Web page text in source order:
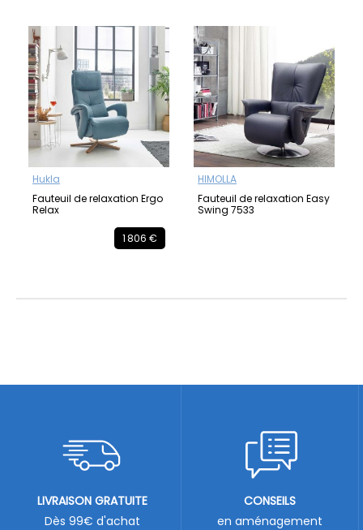
Hukla
Fauteuil de relaxation Ergo
Relax
1 806 €
HIMOLLA
Fauteuil de relaxation Easy
Swing 7533
LIVRAISON GRATUITE
Dès 99€ d'achat
CONSEILS
en aménagement